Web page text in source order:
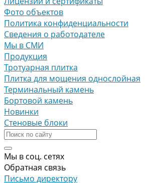
Фото объектов
Политика конфиденциальности
Сведения о работодателе
Мы в СМИ
Продукция
Тротуарная плитка
Плитка для мощения однослойная
Терминальный камень
Бортовой камень
Новинки
Стеновые блоки
Мы в соц. сетях
Обратная связь
Письмо директору